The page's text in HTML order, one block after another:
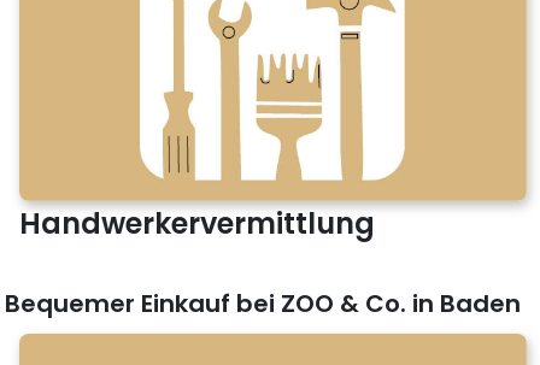
Handwerkervermittlung
Bequemer Einkauf bei ZOO & Co. in Baden